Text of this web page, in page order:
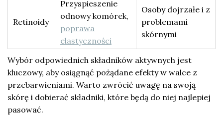
Retinoidy
Przyspieszenie
odnowy komórek,
poprawa
elastyczności
Osoby dojrzałe i z
problemami
skórnymi
Wybór odpowiednich składników aktywnych jest
kluczowy, aby osiągnąć pożądane efekty w walce z
przebarwieniami. Warto zwrócić uwagę na swoją
skórę i dobierać składniki, które będą do niej najlepiej
pasować.